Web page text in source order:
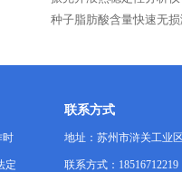
种子脂肪酸含量快速无
时
定
联系方式
地址：苏州市浒关工业
联系方式：18516712219